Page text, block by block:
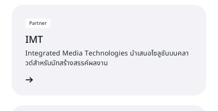
Partner
IMT
Integrated Media Technologies นำเสนอโซลูชันบนคลา
วด์สำหรับนักสร้างสรรค์ผลงาน